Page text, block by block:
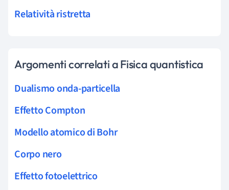
Relatività ristretta
Argomenti correlati a Fisica quantistica
Dualismo onda-particella
Effetto Compton
Modello atomico di Bohr
Corpo nero
Effetto fotoelettrico